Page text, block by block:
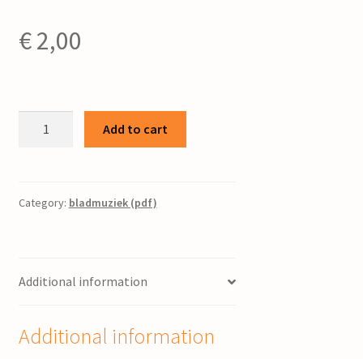
€2,00
quantity
Add to cart
Category: bladmuziek (pdf)
Additional information
Additional information